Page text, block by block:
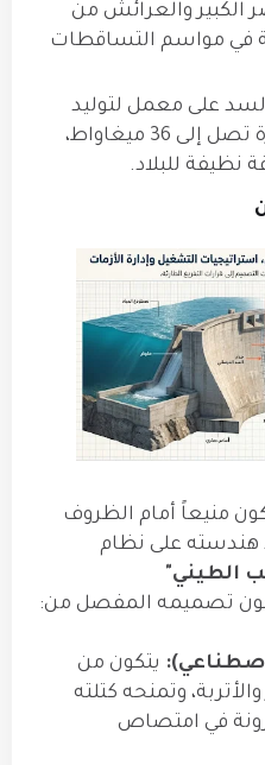
الكبير والعرائش من
في مواسم التساقطات
على معمل لتوليد
الطاقة الكهرومائية بقدرة تصل إلى 36 ميغاواط،
نظيفة للبلاد.
منيعاً أمام الظروف
هندسته على نظام
الطيني"
يتكون من
وتمنحه كتلته
في امتصاص